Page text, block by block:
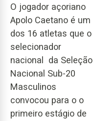
O jogador açoriano
Apolo Caetano é um
dos 16 atletas que o
selecionador
nacional da Seleção
Nacional Sub-20
Masculinos
convocou para o o
primeiro estágio de